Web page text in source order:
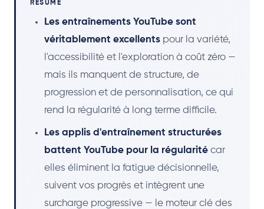
RÉSUMÉ
Les entraînements YouTube sont
véritablement excellents pour la variété,
l'accessibilité et l'exploration à coût zéro —
mais ils manquent de structure, de
progression et de personnalisation, ce qui
rend la régularité à long terme difficile.
Les applis d'entraînement structurées
battent YouTube pour la régularité car
elles éliminent la fatigue décisionnelle,
suivent vos progrès et intègrent une
surcharge progressive — le moteur clé des